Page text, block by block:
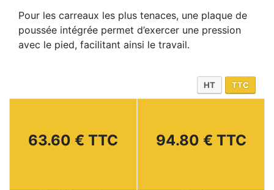
Pour les carreaux les plus tenaces, une plaque de
poussée intégrée permet d’exercer une pression
avec le pied, facilitant ainsi le travail.
HT TTC
63.60 € TTC 94.80 € TTC